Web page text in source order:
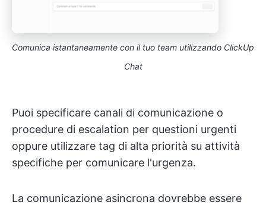
Comunica istantaneamente con il tuo team utilizzando ClickUp
Chat
Puoi specificare canali di comunicazione o
procedure di escalation per questioni urgenti
oppure utilizzare tag di alta priorità su attività
specifiche per comunicare l'urgenza.
La comunicazione asincrona dovrebbe essere